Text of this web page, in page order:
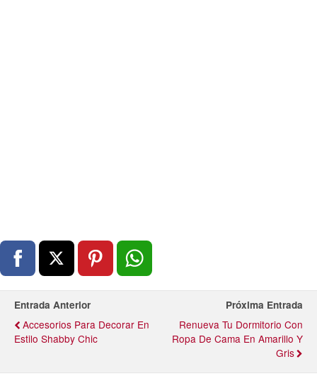
Entrada Anterior
Accesorios Para Decorar En
Estilo Shabby Chic
Próxima Entrada
Renueva Tu Dormitorio Con
Ropa De Cama En Amarillo Y
Gris